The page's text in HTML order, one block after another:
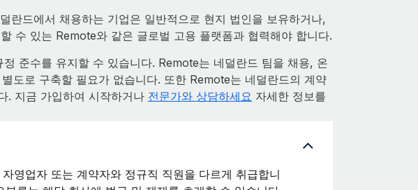
란드에서 채용하는 기업은 일반적으로 현지 법인을 보유하거나,
수 있는 Remote와 같은 글로벌 고용 플랫폼과 협력해야 합니다.
준수를 유지할 수 있습니다. Remote는 네덜란드 팀을 채용, 온
도로 구축할 필요가 없습니다. 또한 Remote는 네덜란드의 계약
. 지금 가입하여 시작하거나 전문가와 상담하세요 자세한 정보를
영업자 또는 계약자와 정규직 직원을 다르게 취급합니